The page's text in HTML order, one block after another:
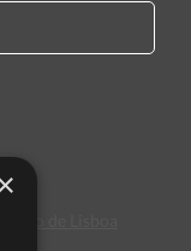
de Lisboa